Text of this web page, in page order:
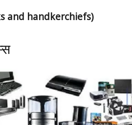
and handkerchiefs)